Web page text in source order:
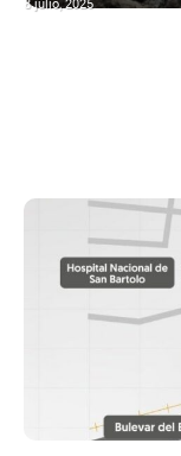
8 julio, 2025